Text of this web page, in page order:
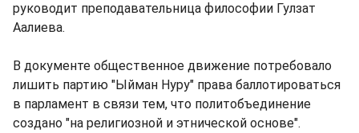
руководит преподавательница философии Гулзат
Аалиева.
В документе общественное движение потребовало
лишить партию "Ыйман Нуру" права баллотироваться
в парламент в связи тем, что политобъединение
создано "на религиозной и этнической основе".